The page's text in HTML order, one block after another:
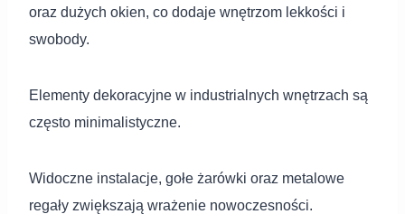
oraz dużych okien, co dodaje wnętrzom lekkości i
swobody.
Elementy dekoracyjne w industrialnych wnętrzach są
często minimalistyczne.
Widoczne instalacje, gołe żarówki oraz metalowe
regały zwiększają wrażenie nowoczesności.